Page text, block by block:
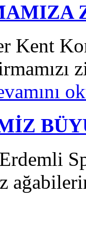
Kent